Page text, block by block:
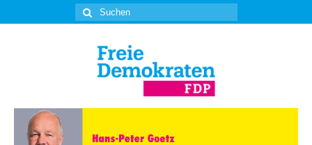
Suche
nach: